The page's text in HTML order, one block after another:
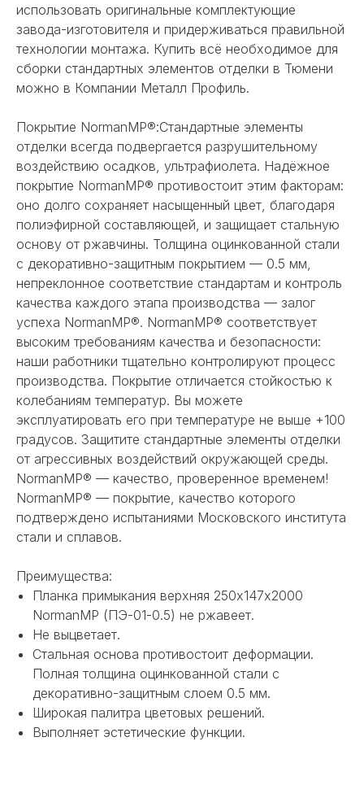
использовать оригинальные комплектующие
завода-изготовителя и придерживаться правильной
технологии монтажа. Купить всё необходимое для
сборки стандартных элементов отделки в Тюмени
можно в Компании Металл Профиль.
Покрытие NormanMP®:Стандартные элементы
отделки всегда подвергается разрушительному
воздействию осадков, ультрафиолета. Надёжное
покрытие NormanMP® противостоит этим факторам:
оно долго сохраняет насыщенный цвет, благодаря
полиэфирной составляющей, и защищает стальную
основу от ржавчины. Толщина оцинкованной стали
с декоративно-защитным покрытием — 0.5 мм,
непреклонное соответствие стандартам и контроль
качества каждого этапа производства — залог
успеха NormanMP®. NormanMP® соответствует
высоким требованиям качества и безопасности:
наши работники тщательно контролируют процесс
производства. Покрытие отличается стойкостью к
колебаниям температур. Вы можете
эксплуатировать его при температуре не выше +100
градусов. Защитите стандартные элементы отделки
от агрессивных воздействий окружающей среды.
NormanMP® — качество, проверенное временем!
NormanMP® — покрытие, качество которого
подтверждено испытаниями Московского института
стали и сплавов.
Преимущества:
Планка примыкания верхняя 250х147х2000
NormanMP (ПЭ-01-0.5) не ржавеет.
Не выцветает.
Стальная основа противостоит деформации.
Полная толщина оцинкованной стали с
декоративно-защитным слоем 0.5 мм.
Широкая палитра цветовых решений.
Выполняет эстетические функции.